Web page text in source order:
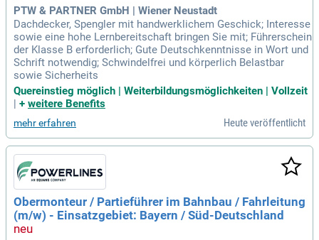
PTW & PARTNER GmbH | Wiener Neustadt
Dachdecker, Spengler mit handwerklichem Geschick; Interesse
sowie eine hohe Lernbereitschaft bringen Sie mit; Führerschein
der Klasse B erforderlich; Gute Deutschkenntnisse in Wort und
Schrift notwendig; Schwindelfrei und körperlich Belastbar
sowie Sicherheits
Quereinstieg möglich | Weiterbildungsmöglichkeiten | Vollzeit
| + weitere Benefits
mehr erfahren Heute veröffentlicht
Obermonteur / Partieführer im Bahnbau / Fahrleitung
(m/w) - Einsatzgebiet: Bayern / Süd-Deutschland